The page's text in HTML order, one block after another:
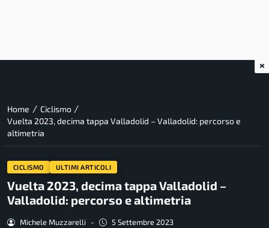
Home / Ciclismo /
Vuelta 2023, decima tappa Valladolid – Valladolid: percorso e
altimetria
CICLISMO ULTIMI ARTICOLI
Vuelta 2023, decima tappa Valladolid –
Valladolid: percorso e altimetria
Michele Muzzarelli - 5 Settembre 2023
×